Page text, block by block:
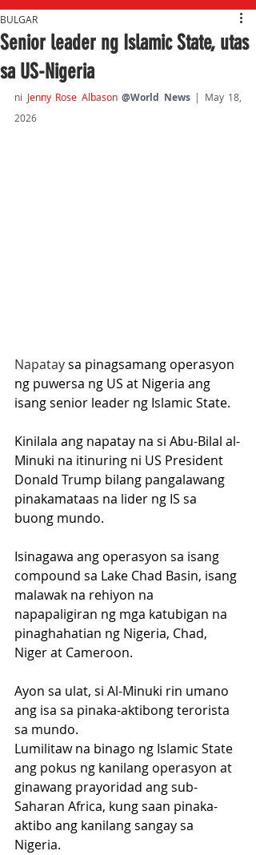
Senior leader ng Islamic State, utas
sa US-Nigeria
BULGAR
ni Jenny Rose Albason @World News | May 18,
2026
Napatay sa pinagsamang operasyon
ng puwersa ng US at Nigeria ang
isang senior leader ng Islamic State.
Kinilala ang napatay na si Abu-Bilal al-
Minuki na itinuring ni US President
Donald Trump bilang pangalawang
pinakamataas na lider ng IS sa
buong mundo.
Isinagawa ang operasyon sa isang
compound sa Lake Chad Basin, isang
malawak na rehiyon na
napapaligiran ng mga katubigan na
pinaghahatian ng Nigeria, Chad,
Niger at Cameroon.
Ayon sa ulat, si Al-Minuki rin umano
ang isa sa pinaka-aktibong terorista
sa mundo.
Lumilitaw na binago ng Islamic State
ang pokus ng kanilang operasyon at
ginawang prayoridad ang sub-
Saharan Africa, kung saan pinaka-
aktibo ang kanilang sangay sa
Nigeria.